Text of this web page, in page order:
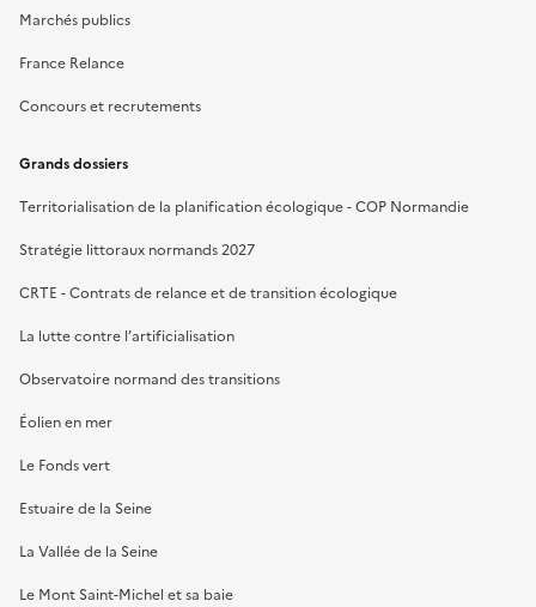
Marchés publics
France Relance
Concours et recrutements
Grands dossiers
Territorialisation de la planification écologique - COP Normandie
Stratégie littoraux normands 2027
CRTE - Contrats de relance et de transition écologique
La lutte contre l’artificialisation
Observatoire normand des transitions
Éolien en mer
Le Fonds vert
Estuaire de la Seine
La Vallée de la Seine
Le Mont Saint-Michel et sa baie